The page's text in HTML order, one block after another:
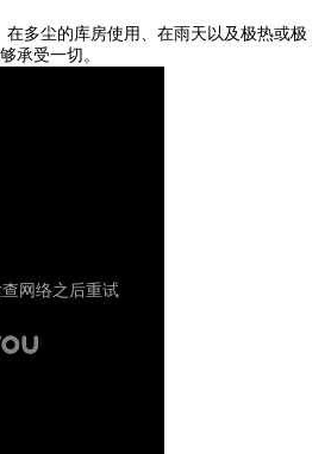
、在多尘的库房使用、在雨天以及极热或极
承受一切 。